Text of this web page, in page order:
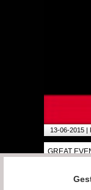
13-06-2015 |
GREAT
exclusivité
Amadou
la Division